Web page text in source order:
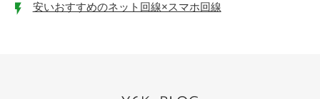
安いおすすめのネット回線×スマホ回線